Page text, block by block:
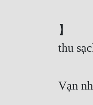
】
thu
Vạn